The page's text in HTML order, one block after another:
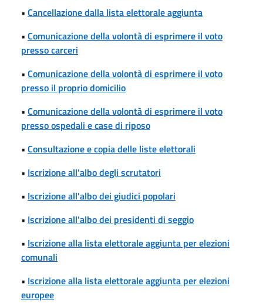
• Cancellazione dalla lista elettorale aggiunta
• Comunicazione della volontà di esprimere il voto
presso carceri
• Comunicazione della volontà di esprimere il voto
presso il proprio domicilio
• Comunicazione della volontà di esprimere il voto
presso ospedali e case di riposo
• Consultazione e copia delle liste elettorali
• Iscrizione all'albo degli scrutatori
• Iscrizione all'albo dei giudici popolari
• Iscrizione all'albo dei presidenti di seggio
• Iscrizione alla lista elettorale aggiunta per elezioni
comunali
• Iscrizione alla lista elettorale aggiunta per elezioni
europee